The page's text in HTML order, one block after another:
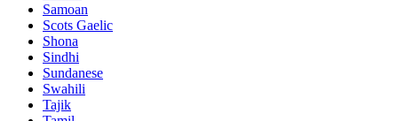
Samoan
Scots Gaelic
Shona
Sindhi
Sundanese
Swahili
Tajik